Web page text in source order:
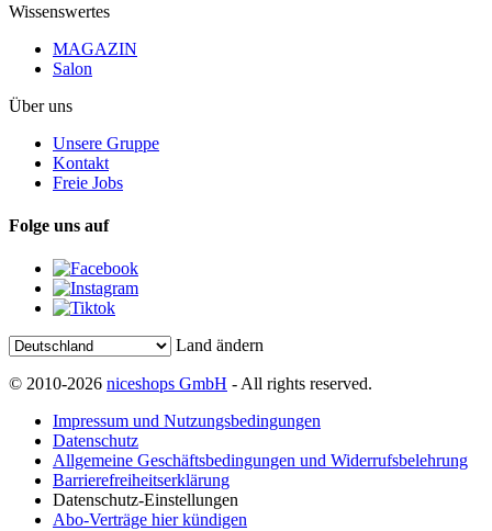
Wissenswertes
MAGAZIN
Salon
Über uns
Unsere Gruppe
Kontakt
Freie Jobs
Folge uns auf
Land ändern
© 2010-2026 niceshops GmbH - All rights reserved.
Impressum und Nutzungsbedingungen
Datenschutz
Allgemeine Geschäftsbedingungen und Widerrufsbelehrung
Barrierefreiheitserklärung
Datenschutz-Einstellungen
Abo-Verträge hier kündigen